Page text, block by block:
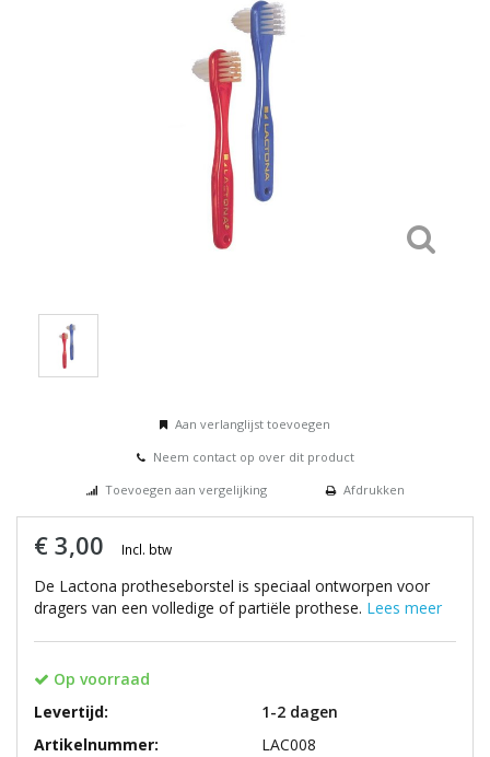
Aan verlanglijst toevoegen
Neem contact op over dit product
Toevoegen aan vergelijking
Afdrukken
€ 3,00 Incl. btw
De Lactona protheseborstel is speciaal ontworpen voor
dragers van een volledige of partiële prothese. Lees meer
Op voorraad
Levertijd:
1-2 dagen
Artikelnummer:
LAC008